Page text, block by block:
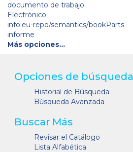
documento de trabajo
Electrónico
info:eu-repo/semantics/bookParts
informe
Más opciones…
Opciones de búsqueda
Historial de Búsqueda
Búsqueda Avanzada
Buscar Más
Revisar el Catálogo
Lista Alfabética